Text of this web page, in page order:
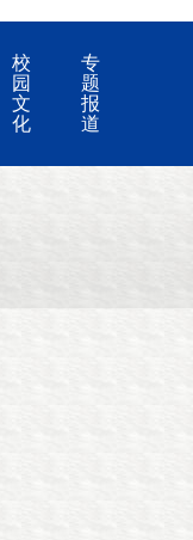
校
园
文
化
专
题
报
道